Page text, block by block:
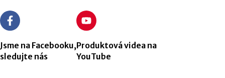
Jsme na Facebooku,
sledujte nás
Produktová videa na
YouTube